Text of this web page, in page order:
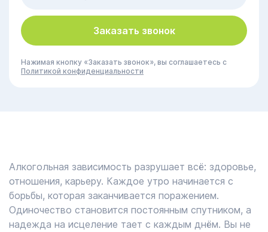
Заказать звонок
Нажимая кнопку «Заказать звонок», вы соглашаетесь с
Политикой конфиденциальности
Алкогольная зависимость разрушает всё: здоровье,
отношения, карьеру. Каждое утро начинается с
борьбы, которая заканчивается поражением.
Одиночество становится постоянным спутником, а
надежда на исцеление тает с каждым днём. Вы не